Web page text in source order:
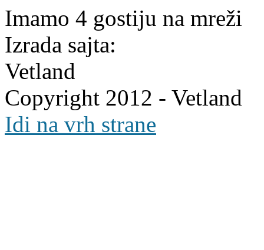
Imamo 4 gostiju na mreži
Izrada sajta:
Vetland
Copyright 2012 - Vetland
Idi na vrh strane